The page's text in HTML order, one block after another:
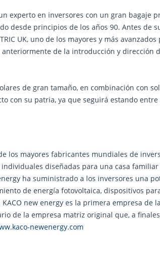
experto en inversores con un gran bagaje
desde principios de los años 90. Antes de
UK, uno de los mayores y más
anteriormente de la introducción y
de gran tamaño, en combinación con
con su patria, ya que seguirá estando
los mayores fabricantes mundiales de
diseñadas para una casa
ha suministrado a los inversores una
de energía fotovoltaica, dispositivos
new energy es la primera empresa
de la empresa matriz original que, a
newenergy.com